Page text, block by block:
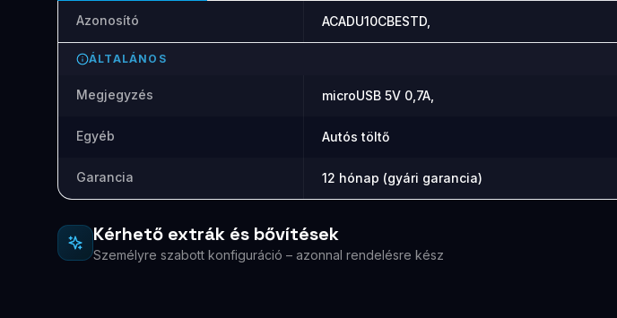
Azonosító ACADU10CBESTD,
ÁLTALÁNOS
Megjegyzés microUSB 5V 0,7A,
Egyéb Autós töltő
Garancia 12 hónap (gyári garancia)
Kérhető extrák és bővítések
Személyre szabott konfiguráció – azonnal rendelésre kész